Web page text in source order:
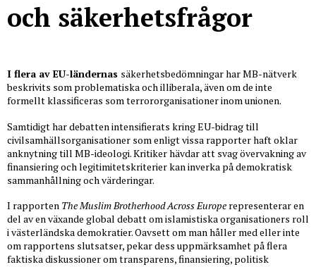
och säkerhetsfrågor
I flera av EU-ländernas säkerhetsbedömningar har MB-nätverk
beskrivits som problematiska och illiberala, även om de inte
formellt klassificeras som terrororganisationer inom unionen.
Samtidigt har debatten intensifierats kring EU-bidrag till
civilsamhällsorganisationer som enligt vissa rapporter haft oklar
anknytning till MB-ideologi. Kritiker hävdar att svag övervakning av
finansiering och legitimitetskriterier kan inverka på demokratisk
sammanhållning och värderingar.
I rapporten The Muslim Brotherhood Across Europe representerar en
del av en växande global debatt om islamistiska organisationers roll
i västerländska demokratier. Oavsett om man håller med eller inte
om rapportens slutsatser, pekar dess uppmärksamhet på flera
faktiska diskussioner om transparens, finansiering, politisk